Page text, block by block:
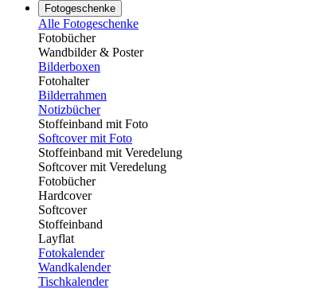
Fotogeschenke
Alle Fotogeschenke
Fotobücher
Wandbilder & Poster
Bilderboxen
Fotohalter
Bilderrahmen
Notizbücher
Stoffeinband mit Foto
Softcover mit Foto
Stoffeinband mit Veredelung
Softcover mit Veredelung
Fotobücher
Hardcover
Softcover
Stoffeinband
Layflat
Fotokalender
Wandkalender
Tischkalender